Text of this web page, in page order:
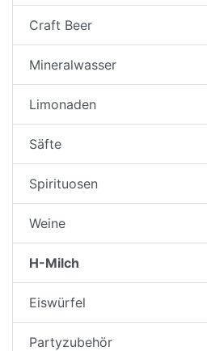
Craft Beer
Mineralwasser
Limonaden
Säfte
Spirituosen
Weine
H-Milch
Eiswürfel
Partyzubehör